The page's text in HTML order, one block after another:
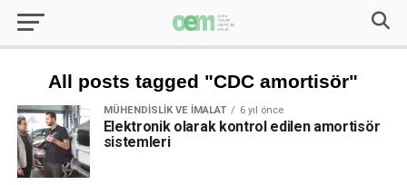
All posts tagged "CDC amortisör"
MÜHENDISLIK VE İMALAT 6 yıl önce
Elektronik olarak kontrol edilen amortisör
sistemleri